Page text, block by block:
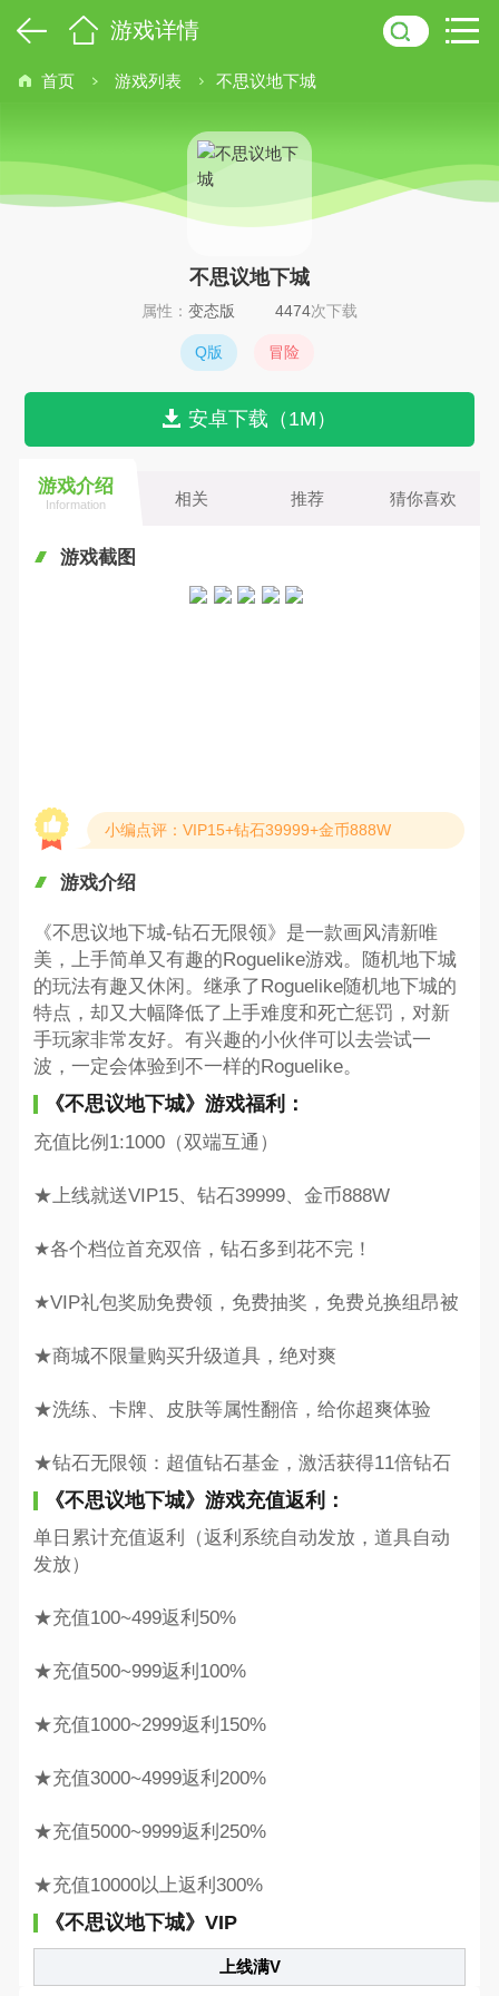
游戏详情
首页 游戏列表 不思议地下城
不思议地下城
属性： 变态版 4474次下载
Q版 冒险
安卓下载（1M）
游戏介绍
Information 相关 推荐 猜你喜欢
游戏截图
小编点评：VIP15+钻石39999+金币888W
游戏介绍
《不思议地下城-钻石无限领》是一款画风清新唯
美，上手简单又有趣的Roguelike游戏。随机地下城
的玩法有趣又休闲。继承了Roguelike随机地下城的
特点，却又大幅降低了上手难度和死亡惩罚，对新
手玩家非常友好。有兴趣的小伙伴可以去尝试一
波，一定会体验到不一样的Roguelike。
《不思议地下城》游戏福利：
充值比例1:1000（双端互通）
★上线就送VIP15、钻石39999、金币888W
★各个档位首充双倍，钻石多到花不完！
★VIP礼包奖励免费领，免费抽奖，免费兑换组昂被
★商城不限量购买升级道具，绝对爽
★洗练、卡牌、皮肤等属性翻倍，给你超爽体验
★钻石无限领：超值钻石基金，激活获得11倍钻石
《不思议地下城》游戏充值返利：
单日累计充值返利（返利系统自动发放，道具自动
发放）
★充值100~499返利50%
★充值500~999返利100%
★充值1000~2999返利150%
★充值3000~4999返利200%
★充值5000~9999返利250%
★充值10000以上返利300%
《不思议地下城》VIP
上线满V